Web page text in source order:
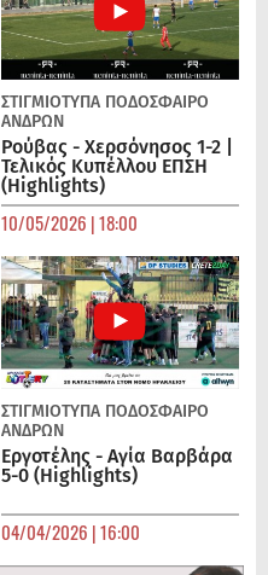
ΣΤΙΓΜΙΟΤΥΠΑ ΠΟΔΌΣΦΑΙΡΟ
ΑΝΔΡΏΝ
Ρούβας - Χερσόνησος 1-2 |
Τελικός Κυπέλλου ΕΠΣΗ
(Highlights)
10/05/2026 | 18:00
ΣΤΙΓΜΙΟΤΥΠΑ ΠΟΔΌΣΦΑΙΡΟ
ΑΝΔΡΏΝ
Εργοτέλης - Αγία Βαρβάρα
5-0 (Highlights)
04/04/2026 | 16:00